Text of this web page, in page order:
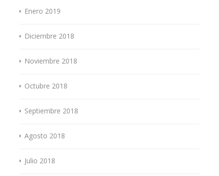
Enero 2019
Diciembre 2018
Noviembre 2018
Octubre 2018
Septiembre 2018
Agosto 2018
Julio 2018